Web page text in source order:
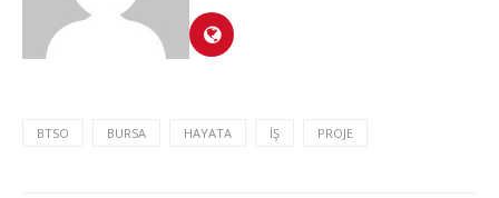
BTSO BURSA HAYATA İŞ PROJE